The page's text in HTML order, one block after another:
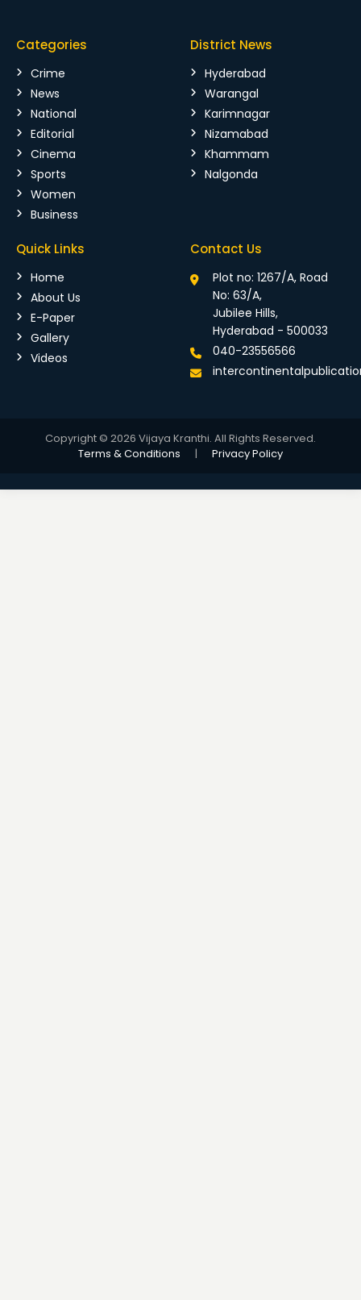
Categories
Crime
News
National
Editorial
Cinema
Sports
Women
Business
District News
Hyderabad
Warangal
Karimnagar
Nizamabad
Khammam
Nalgonda
Quick Links
Home
About Us
E-Paper
Gallery
Videos
Contact Us
Plot no: 1267/A, Road
No: 63/A,
Jubilee Hills,
Hyderabad - 500033
040-23556566
Copyright © 2026 Vijaya Kranthi. All Rights Reserved.
Terms & Conditions
| Privacy Policy